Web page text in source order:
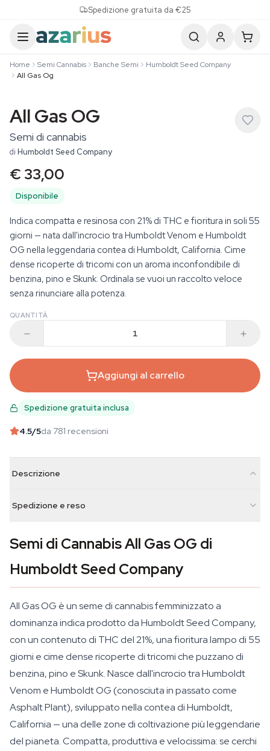
Spedizione gratuita da €25
Home Semi Cannabis Banche Semi
Humboldt Seed Company
All Gas Og
All Gas OG
Semi di cannabis
di Humboldt Seed Company
€ 33,00
Disponibile
Indica compatta e resinosa con 21% di THC e fioritura in soli 55
giorni — nata dall'incrocio tra Humboldt Venom e Humboldt
OG nella leggendaria contea di Humboldt, California. Cime
dense ricoperte di tricomi con un aroma inconfondibile di
benzina, pino e Skunk. Ordinala se vuoi un raccolto veloce
senza rinunciare alla potenza.
QUANTITÀ
Aggiungi al carrello
Spedizione gratuita inclusa
4.5/5da 781 recensioni
Descrizione
Spedizione e reso
Semi di Cannabis All Gas OG di
Humboldt Seed Company
All Gas OG è un seme di cannabis femminizzato a
dominanza indica prodotto da Humboldt Seed Company,
con un contenuto di THC del 21%, una fioritura lampo di 55
giorni e cime dense ricoperte di tricomi che puzzano di
benzina, pino e Skunk. Nasce dall'incrocio tra Humboldt
Venom e Humboldt OG (conosciuta in passato come
Asphalt Plant), sviluppato nella contea di Humboldt,
California — una delle zone di coltivazione più leggendarie
del pianeta. Compatta, produttiva e velocissima: se cerchi